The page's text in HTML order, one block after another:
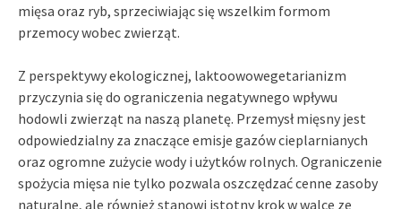
mięsa oraz ryb, sprzeciwiając się wszelkim formom
przemocy wobec zwierząt.
Z perspektywy ekologicznej, laktoowowegetarianizm
przyczynia się do ograniczenia negatywnego wpływu
hodowli zwierząt na naszą planetę. Przemysł mięsny jest
odpowiedzialny za znaczące emisje gazów cieplarnianych
oraz ogromne zużycie wody i użytków rolnych. Ograniczenie
spożycia mięsa nie tylko pozwala oszczędzać cenne zasoby
naturalne, ale również stanowi istotny krok w walce ze